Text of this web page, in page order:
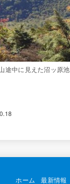
途中に見えた沼ッ原池
ホーム 最新情報